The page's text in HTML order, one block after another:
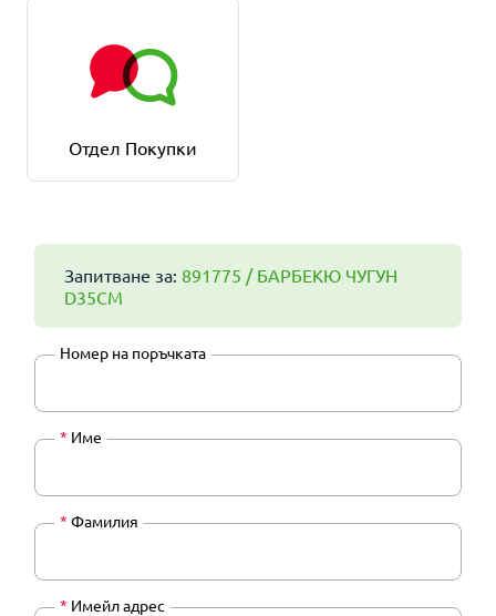
Отдел Покупки
Запитване за: 891775 / БАРБЕКЮ ЧУГУН
D35CM
Номер на поръчката
* Име
* Фамилия
* Имейл адрес